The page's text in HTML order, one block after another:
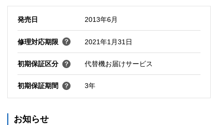
発売日 2013年6月
修理対応期限 2021年1月31日
初期保証区分 代替機お届けサービス
初期保証期間 3年
お知らせ